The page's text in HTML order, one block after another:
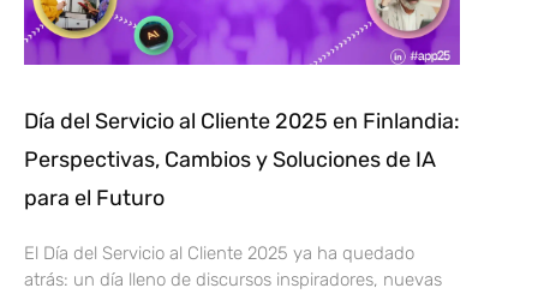
Día del Servicio al Cliente 2025 en Finlandia:
Perspectivas, Cambios y Soluciones de IA
para el Futuro
El Día del Servicio al Cliente 2025 ya ha quedado
atrás: un día lleno de discursos inspiradores, nuevas